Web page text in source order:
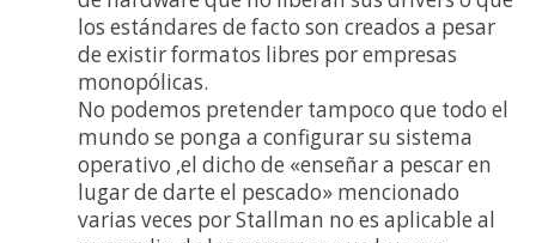
los estándares de facto son creados a pesar
de existir formatos libres por empresas
monopólicas.
No podemos pretender tampoco que todo el
mundo se ponga a configurar su sistema
operativo ,el dicho de «enseñar a pescar en
lugar de darte el pescado» mencionado
varias veces por Stallman no es aplicable al